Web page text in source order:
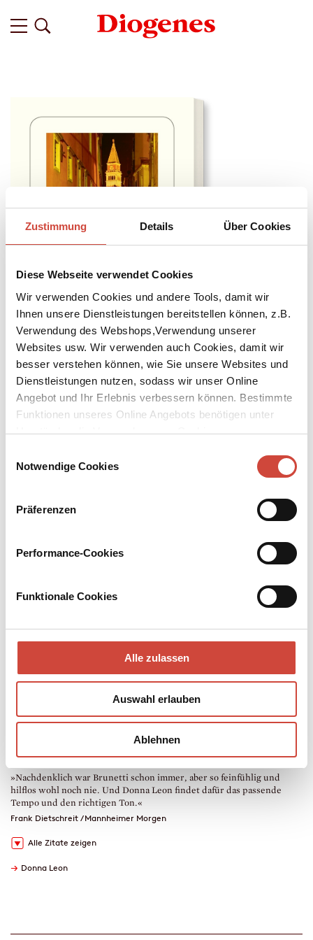
Zustimmung Details Über Cookies
Diese Webseite verwendet Cookies
Wir verwenden Cookies und andere Tools, damit wir
Ihnen unsere Dienstleistungen bereitstellen können, z.B.
Verwendung des Webshops,Verwendung unserer
Websites usw. Wir verwenden auch Cookies, damit wir
besser verstehen können, wie Sie unsere Websites und
Dienstleistungen nutzen, sodass wir unser Online
Angebot und Ihr Erlebnis verbessern können. Bestimmte
Funktionen unseres Online Angebots benötigen unter
Umständen die Verwendung von Cookies von
Notwendige Cookies
Präferenzen
Performance-Cookies
Funktionale Cookies
Alle zulassen
Auswahl erlauben
Ablehnen
Download Bilddatei
Kaufen
Reiches Erbe
Aus dem amerikanischen Englisch von Werner Schmitz
Herzversagen – das diagnostiziert der penible Pathologe Rizzardi
beim Tod von Signora Altavilla. Kein Fall für Brunetti mithin? Der
Mehr zum Inhalt
Taschenbuch
320 Seiten
erschienen am 23. Oktober 2013
978-3-257-24267-6
€ (D) 14.00 / sFr 19.00* / € (A) 14.40
* unverb. Preisempfehlung
Auch erhältlich als
»Nachdenklich war Brunetti schon immer, aber so feinfühlig und
hilflos wohl noch nie. Und Donna Leon findet dafür das passende
Tempo und den richtigen Ton.«
Frank Dietschreit / Mannheimer Morgen
Alle Zitate zeigen
→ Donna Leon